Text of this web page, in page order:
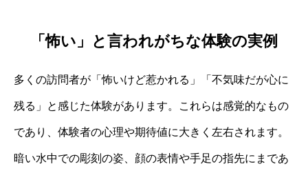
「怖い」と言われがちな体験の実例
多くの訪問者が「怖いけど惹かれる」「不気味だが心に
残る」と感じた体験があります。これらは感覚的なもの
であり、体験者の心理や期待値に大きく左右されます。
暗い水中での彫刻の姿、顔の表情や手足の指先にまであ